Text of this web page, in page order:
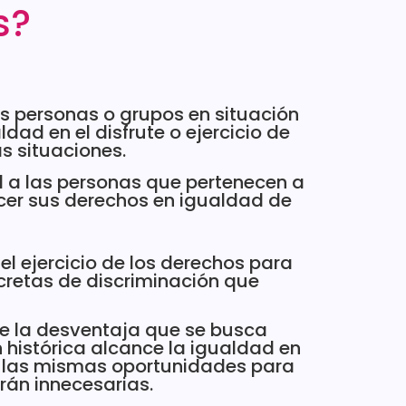
personas o grupos en situación
en el disfrute o ejercicio de
situaciones.
las personas que pertenecen a
sus derechos en igualdad de
ejercicio de los derechos para
de discriminación que
la desventaja que se busca
histórica alcance la igualdad en
mismas oportunidades para
innecesarias.